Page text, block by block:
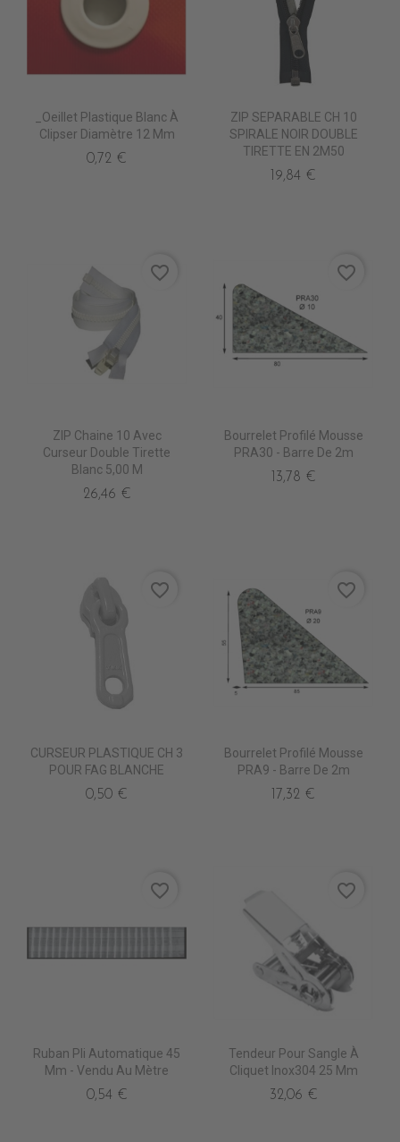
_Oeillet Plastique Blanc À
Clipser Diamètre 12 Mm
0,72 €
ZIP SEPARABLE CH 10
SPIRALE NOIR DOUBLE
TIRETTE EN 2M50
19,84 €
ZIP Chaine 10 Avec
Curseur Double Tirette
Blanc 5,00 M
26,46 €
favorite_border
Bourrelet Profilé Mousse
PRA30 - Barre De 2m
13,78 €
favorite_border
CURSEUR PLASTIQUE CH 3
POUR FAG BLANCHE
0,50 €
favorite_border
Bourrelet Profilé Mousse
PRA9 - Barre De 2m
17,32 €
favorite_border
Ruban Pli Automatique 45
Mm - Vendu Au Mètre
0,54 €
favorite_border
Tendeur Pour Sangle À
Cliquet Inox304 25 Mm
32,06 €
favorite_border